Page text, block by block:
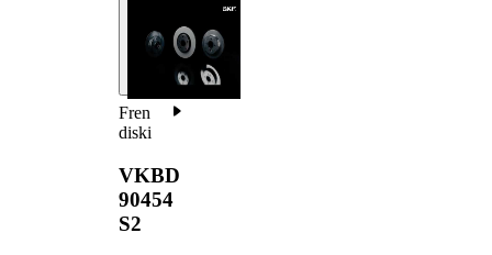
Fren
diski
VKBD
90454
S2